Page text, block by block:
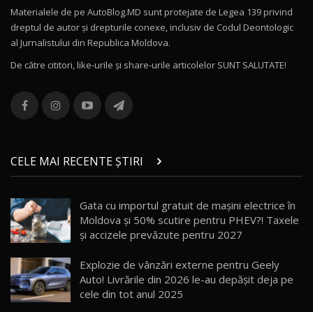
12
Noul MG HS / Test Drive AutoBlog.MD
16:48
13
combină aventura cu luxul / AutoBlog.MD
36:08
chinez care face lumea să se întoarcă după el
/ AutoBlog.MD
17:27
15 14:37
16
AutoBlogMD
13:10
Materialele de pe AutoBlog.MD sunt protejate de Legea 139 privind
dreptul de autor și drepturile conexe, inclusiv de Codul Deontologic
al Jurnalistului din Republica Moldova.
De către cititori, like-urile şi share-urile articolelor SUNT SALUTATE!
CELE MAI RECENTE ȘTIRI
Gata cu importul gratuit de mașini electrice în
Moldova și 50% scutire pentru PHEV?! Taxele
și accizele prevăzute pentru 2027
Explozie de vânzări externe pentru Geely
Auto! Livrările din 2026 le-au depășit deja pe
cele din tot anul 2025